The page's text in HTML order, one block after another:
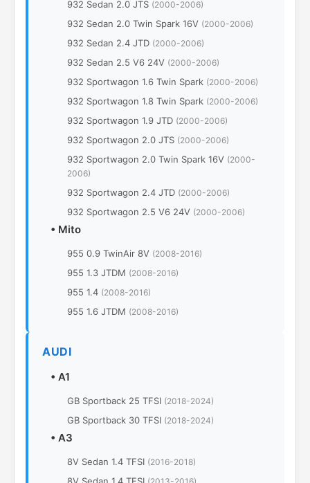
932 Sedan 2.0 JTS (2000-2006)
932 Sedan 2.0 Twin Spark 16V (2000-2006)
932 Sedan 2.4 JTD (2000-2006)
932 Sedan 2.5 V6 24V (2000-2006)
932 Sportwagon 1.6 Twin Spark (2000-2006)
932 Sportwagon 1.8 Twin Spark (2000-2006)
932 Sportwagon 1.9 JTD (2000-2006)
932 Sportwagon 2.0 JTS (2000-2006)
932 Sportwagon 2.0 Twin Spark 16V (2000-
2006)
932 Sportwagon 2.4 JTD (2000-2006)
932 Sportwagon 2.5 V6 24V (2000-2006)
• Mito
955 0.9 TwinAir 8V (2008-2016)
955 1.3 JTDM (2008-2016)
955 1.4 (2008-2016)
955 1.6 JTDM (2008-2016)
AUDI
• A1
GB Sportback 25 TFSI (2018-2024)
GB Sportback 30 TFSI (2018-2024)
• A3
8V Sedan 1.4 TFSI (2016-2018)